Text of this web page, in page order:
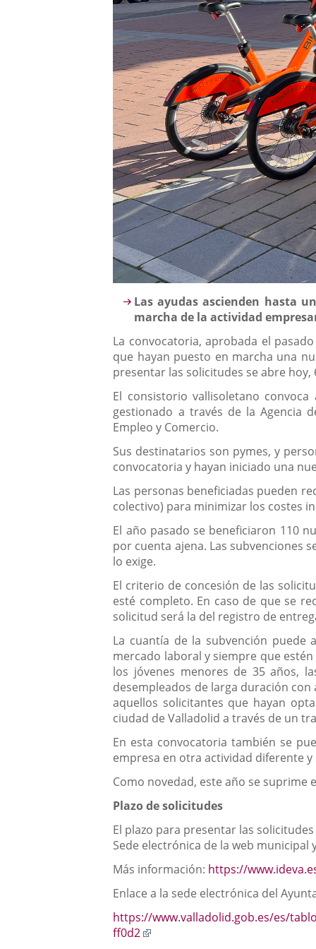
Descripción
Las ayudas ascienden hasta
marcha de la actividad
La convocatoria, aprobada el
que hayan puesto en marcha una
presentar las solicitudes se abre hoy,
El consistorio vallisoletano
gestionado a través de la Agencia
Empleo y Comercio.
Sus destinatarios son pymes, y
convocatoria y hayan iniciado una
Las personas beneficiadas pueden
colectivo) para minimizar los costes
El año pasado se beneficiaron 110
por cuenta ajena. Las subvenciones
lo exige.
El criterio de concesión de las
esté completo. En caso de que se
solicitud será la del registro de
La cuantía de la subvención puede
mercado laboral y siempre que
los jóvenes menores de 35 años,
desempleados de larga duración
aquellos solicitantes que hayan
ciudad de Valladolid a través de un
En esta convocatoria también se
empresa en otra actividad diferente
Como novedad, este año se suprime
Plazo de solicitudes
El plazo para presentar las
Sede electrónica de la web municipal
Más información: https://
Enlace a la sede electrónica del
https://www.valladolid.gob.es/es/
ff0d2